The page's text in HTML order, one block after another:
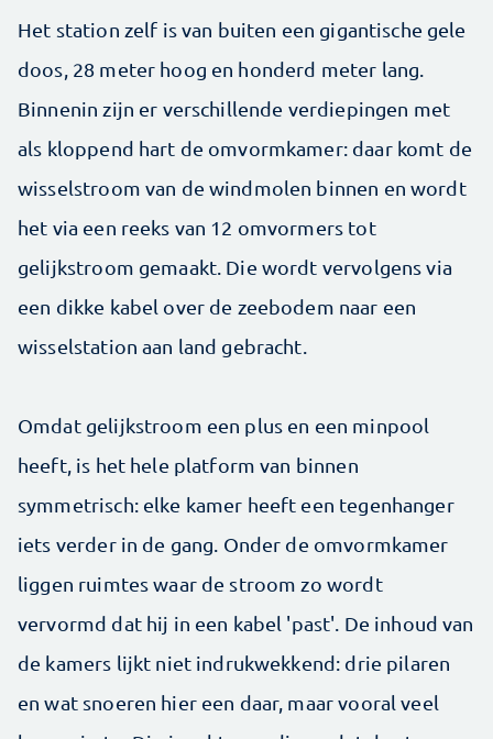
Het station zelf is van buiten een gigantische gele
doos, 28 meter hoog en honderd meter lang.
Binnenin zijn er verschillende verdiepingen met
als kloppend hart de omvormkamer: daar komt de
wisselstroom van de windmolen binnen en wordt
het via een reeks van 12 omvormers tot
gelijkstroom gemaakt. Die wordt vervolgens via
een dikke kabel over de zeebodem naar een
wisselstation aan land gebracht.
Omdat gelijkstroom een plus en een minpool
heeft, is het hele platform van binnen
symmetrisch: elke kamer heeft een tegenhanger
iets verder in de gang. Onder de omvormkamer
liggen ruimtes waar de stroom zo wordt
vervormd dat hij in een kabel 'past'. De inhoud van
de kamers lijkt niet indrukwekkend: drie pilaren
en wat snoeren hier een daar, maar vooral veel